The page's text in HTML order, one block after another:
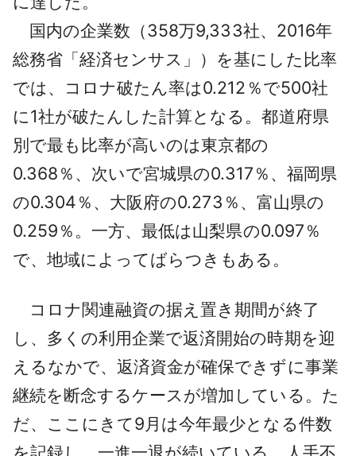
国内の企業数（358万9,333社、2016年
総務省「経済センサス」）を基にした比率
では、コロナ破たん率は0.212％で500社
に1社が破たんした計算となる。都道府県
別で最も比率が高いのは東京都の
0.368％、次いで宮城県の0.317％、福岡県
の0.304％、大阪府の0.273％、富山県の
0.259％。一方、最低は山梨県の0.097％
で、地域によってばらつきもある。
コロナ関連融資の据え置き期間が終了
し、多くの利用企業で返済開始の時期を迎
えるなかで、返済資金が確保できずに事業
継続を断念するケースが増加している。た
だ、ここにきて9月は今年最少となる件数
を記録し、一進一退が続いている。人手不